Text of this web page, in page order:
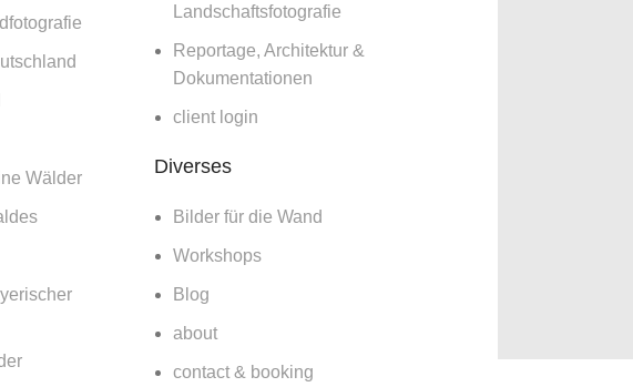
auf 1,3 Millionen Briefmarken gedruckt?
Wälder
Landschaftsfotografie
Reportage, Architektur &
Dokumentationen
client login
Diverses
Bilder für die Wand
Workshops
Blog
about
contact & booking